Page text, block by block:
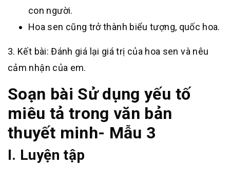
con người.
Hoa sen cũng trở thành biểu tượng, quốc hoa.
3. Kết bài: Đánh giá lại giá trị của hoa sen và nêu
cảm nhận của em.
Soạn bài Sử dụng yếu tố
miêu tả trong văn bản
thuyết minh- Mẫu 3
I. Luyện tập